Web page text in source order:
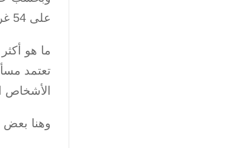
على 54 غراماً من البروتين. وهذا يعادل 31 غرامًا من البروتين لكل 100 غرام.
ما هو
تعتمد
الأشخاص
وهنا بعض